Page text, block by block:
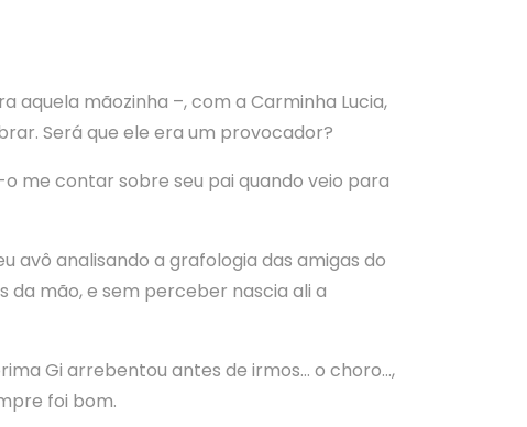
mãozinha –, com a Carminha Lucia,
Será que ele era um provocador?
me contar sobre seu pai quando veio para
avô analisando a grafologia das amigas do
da mão, e sem perceber nascia ali a
Gi arrebentou antes de irmos… o choro…,
foi bom.